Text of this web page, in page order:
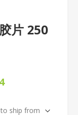
片 250
ship from